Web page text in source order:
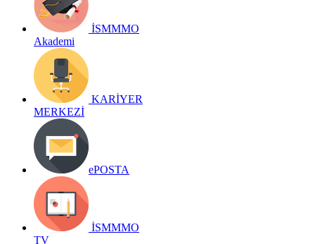
İSMMMO
Akademi
KARİYER
MERKEZİ
ePOSTA
İSMMMO
TV